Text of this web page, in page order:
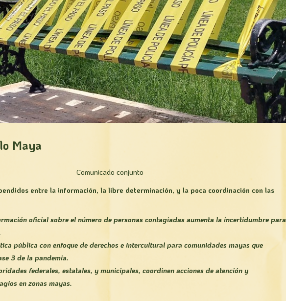
Maya
Comunicado conjunto
entre la información, la libre determinación, y la poca coordinación con las
oficial sobre el número de personas contagiadas aumenta la incertidumbre para
pública con enfoque de derechos e intercultural para comunidades mayas que
3 de la pandemia.
federales, estatales, y municipales, coordinen acciones de atención y
en zonas mayas.